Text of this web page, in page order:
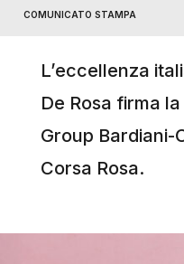
COMUNICATO STAMPA
L’eccellenza
De Rosa firma
Group Bardiani-
Corsa Rosa.